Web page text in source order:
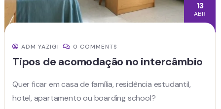
13
ABR
ADM YAZIGI 0 COMMENTS
Tipos de acomodação no intercâmbio
Quer ficar em casa de família, residência estudantil,
hotel, apartamento ou boarding school?